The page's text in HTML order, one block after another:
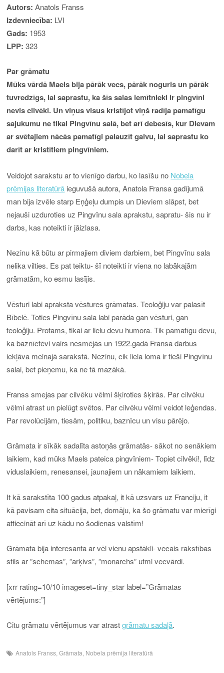
Autors: Anatols Franss
Izdevniecība: LVI
Gads: 1953
LPP: 323
Par grāmatu
Mūks vārdā Maels bija pārāk vecs, pārāk noguris un pārāk
tuvredzīgs, lai saprastu, ka šīs salas iemītnieki ir pingvīni
nevis cilvēki. Un viņus visus kristījot viņš radīja pamatīgu
sajukumu ne tikai Pingvīnu salā, bet arī debesīs, kur Dievam
ar svētajiem nācās pamatīgi palauzīt galvu, lai saprastu ko
darīt ar kristītiem pingvīniem.
Veidojot sarakstu ar to vienīgo darbu, ko lasīšu no Nobela
prēmijas literatūrā ieguvušā autora, Anatola Fransa gadījumā
man bija izvēle starp Eņģeļu dumpis un Dieviem slāpst, bet
nejauši uzduroties uz Pingvīnu sala aprakstu, sapratu- šis nu ir
darbs, kas noteikti ir jāizlasa.
Nezinu kā būtu ar pirmajiem diviem darbiem, bet Pingvīnu sala
nelika vilties. Es pat teiktu- šī noteikti ir viena no labākajām
grāmatām, ko esmu lasījis.
Vēsturi labi apraksta vēstures grāmatas. Teoloģiju var palasīt
Bībelē. Toties Pingvīnu sala labi parāda gan vēsturi, gan
teoloģiju. Protams, tikai ar lielu devu humora. Tik pamatīgu devu,
ka baznīctēvi vairs nesmējās un 1922.gadā Fransa darbus
iekļāva melnajā sarakstā. Nezinu, cik liela loma ir tieši Pingvīnu
salai, bet pieņemu, ka ne tā mazākā.
Franss smejas par cilvēku vēlmi šķiroties šķirās. Par cilvēku
vēlmi atrast un pielūgt svētos. Par cilvēku vēlmi veidot leģendas.
Par revolūcijām, tiesām, politiku, baznīcu un visu pārējo.
Grāmata ir sīkāk sadalīta astoņās grāmatās- sākot no senākiem
laikiem, kad mūks Maels pateica pingvīniem- Topiet cilvēki!, līdz
viduslaikiem, renesansei, jaunajiem un nākamiem laikiem.
It kā sarakstīta 100 gadus atpakaļ, it kā uzsvars uz Franciju, it
kā pavisam cita situācija, bet, domāju, ka šo grāmatu var mierīgi
attiecināt arī uz kādu no šodienas valstīm!
Grāmata bija interesanta ar vēl vienu apstākli- vecais rakstības
stils ar ”schemas”, ”arķivs”, ”monarchs” utml vecvārdi.
[xrr rating=10/10 imageset=tiny_star label=”Grāmatas
vērtējums:”]
Citu grāmatu vērtējumus var atrastgrāmatu sadaļā.
Anatols Franss ,Grāmata Nobela prēmija literatūrā